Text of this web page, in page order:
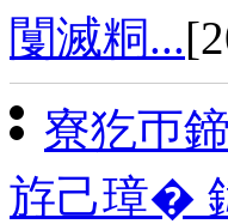
闅滅粡...
寮犵帀
斿己璋�